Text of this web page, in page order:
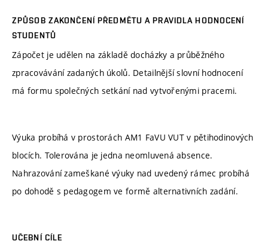
ZPŮSOB ZAKONČENÍ PŘEDMĚTU A PRAVIDLA HODNOCENÍ
STUDENTŮ
Zápočet je udělen na základě docházky a průběžného
zpracovávání zadaných úkolů. Detailnější slovní hodnocení
má formu společných setkání nad vytvořenými pracemi.
Výuka probíhá v prostorách AM1 FaVU VUT v pětihodinových
blocích. Tolerována je jedna neomluvená absence.
Nahrazování zameškané výuky nad uvedený rámec probíhá
po dohodě s pedagogem ve formě alternativních zadání.
UČEBNÍ CÍLE